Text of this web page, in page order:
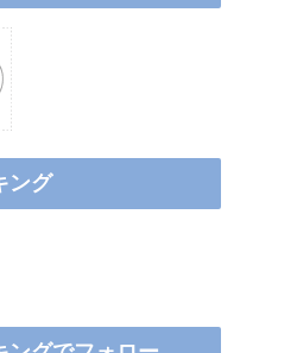
ング